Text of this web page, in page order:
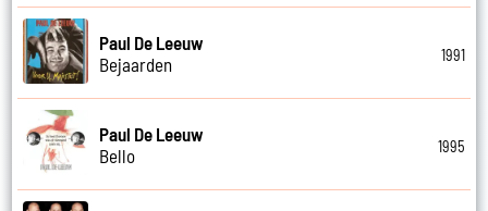
Paul De Leeuw
Bejaarden
1991
Paul De Leeuw
Bello
1995